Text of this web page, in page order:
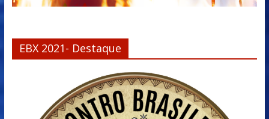
EBX 2021- Destaque